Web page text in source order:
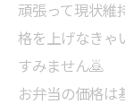
頑張って現状維
格を上げなきゃ
すみません🙇
お弁当の価格は